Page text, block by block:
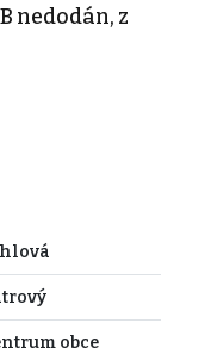
nedodán, z
obce